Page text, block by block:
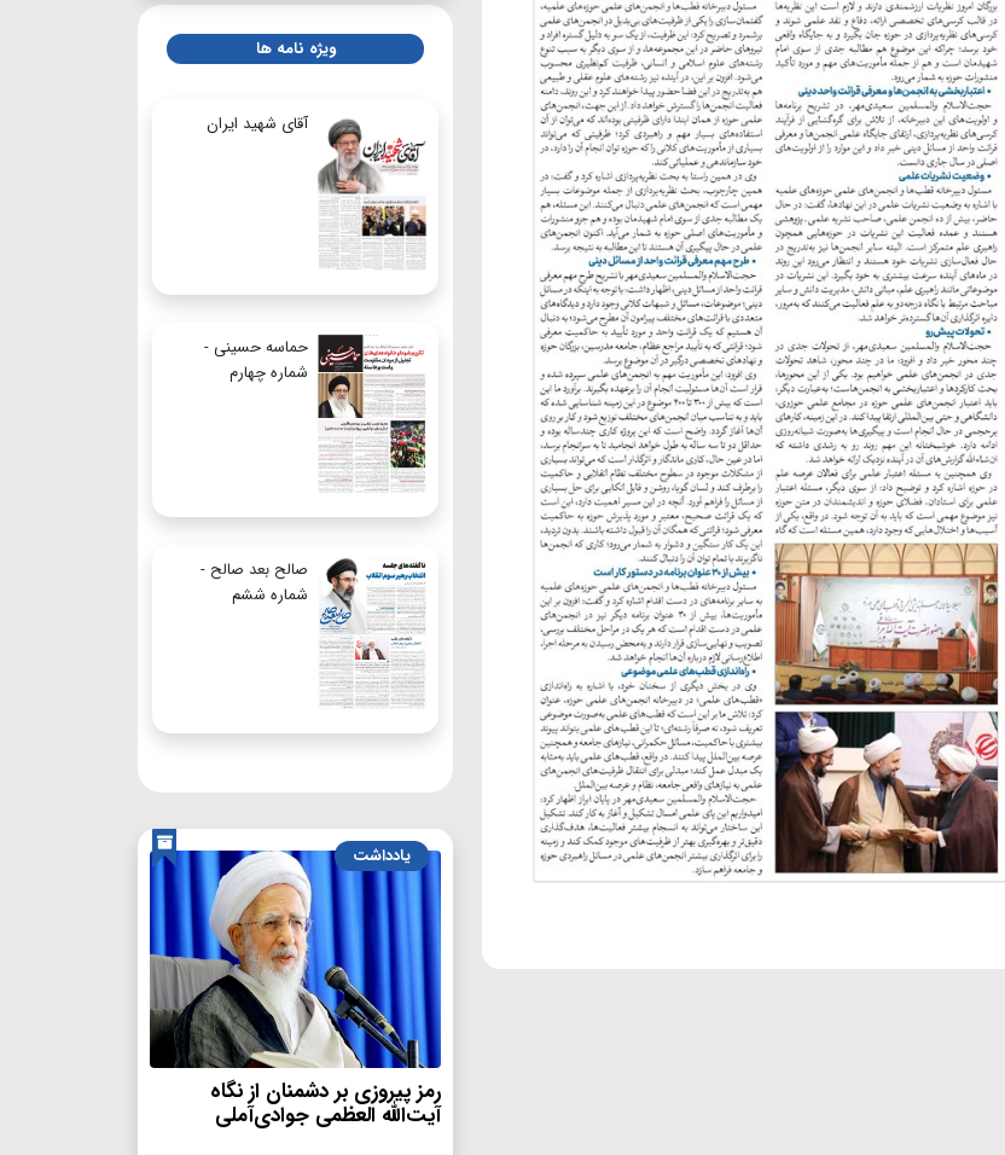
ویژه نامه ها
آقای شهید ایران
حماسه حسینی -
شماره چهارم
صالح بعد صالح -
شماره ششم
یادداشت
رمز پیروزی بر دشمنان از نگاه
آیت‌الله العظمی جوادی‌آملی